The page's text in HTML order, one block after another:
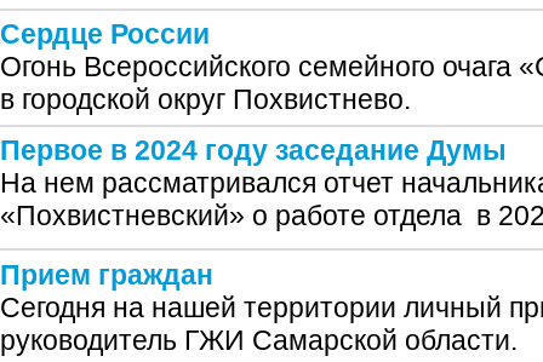
Сердце России
Огонь Всероссийского семейного очага
в городской округ Похвистнево.
Первое в 2024 году заседание Думы
На нем рассматривался отчет
«Похвистневский» о работе отдела в
Прием граждан
Сегодня на нашей территории личный
руководитель ГЖИ Самарской области.